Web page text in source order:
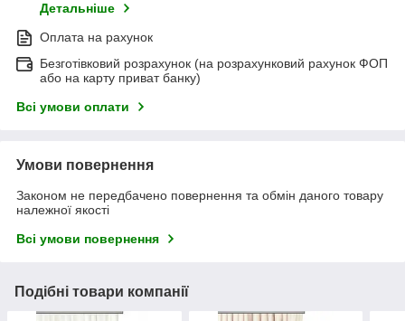
Детальніше
Оплата на рахунок
Безготівковий розрахунок (на розрахунковий рахунок ФОП
або на карту приват банку)
Всі умови оплати
Умови повернення
Законом не передбачено повернення та обмін даного товару
належної якості
Всі умови повернення
Подібні товари компанії